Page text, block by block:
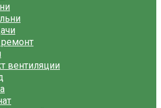
ремонт
вентиляции